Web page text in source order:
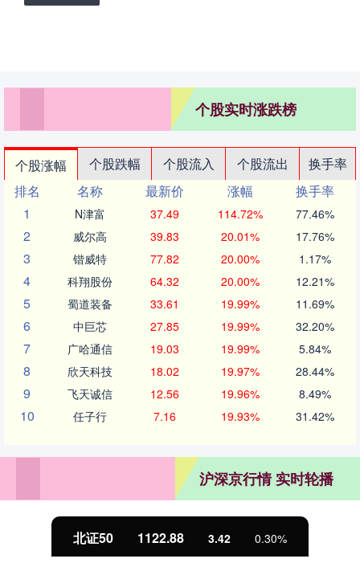
个股实时涨跌榜
个股涨幅 个股跌幅 个股流入 个股流出
换手率
排名
名称 最新价 涨幅
换手率
1
N津富 37.49 114.72% 77.46%
2 威尔高 39.83 20.01% 17.76%
3 锴威特 77.82 20.00% 1.17%
4 科翔股份 64.32 20.00% 12.21%
5 蜀道装备 33.61 19.99% 11.69%
6 中巨芯 27.85 19.99% 32.20%
7 广哈通信 19.03 19.99% 5.84%
8 欣天科技 18.02 19.97% 28.44%
9 飞天诚信 12.56 19.96% 8.49%
10 任子行 7.16 19.93% 31.42%
沪深京行情 实时轮播
北证50 1122.88 3.42 0.30%